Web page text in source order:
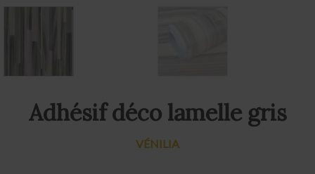
Adhésif déco lamelle gris
VÉNILIA